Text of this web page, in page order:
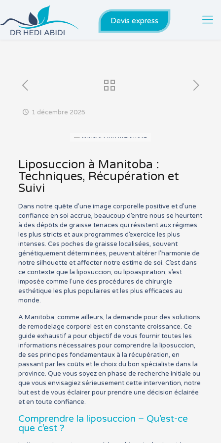
Devis express
1 décembre 2025
Liposuccion à Manitoba :
Techniques, Récupération et
Suivi
Dans notre quête d’une image corporelle positive et d’une
confiance en soi accrue, beaucoup d’entre nous se heurtent
à des dépôts de graisse tenaces qui résistent aux régimes
les plus stricts et aux programmes d’exercice les plus
intenses. Ces poches de graisse localisées, souvent
génétiquement déterminées, peuvent altérer l’harmonie de
notre silhouette et affecter notre estime de soi. C’est dans
ce contexte que la liposuccion, ou lipoaspiration, s’est
imposée comme l’une des procédures de chirurgie
esthétique les plus populaires et les plus efficaces au
monde.
A Manitoba, comme ailleurs, la demande pour des solutions
de remodelage corporel est en constante croissance. Ce
guide exhaustif a pour objectif de vous fournir toutes les
informations nécessaires pour comprendre la liposuccion,
de ses principes fondamentaux à la récupération, en
passant par les coûts et le choix du bon spécialiste dans la
province. Que vous soyez en phase de recherche initiale ou
que vous envisagiez sérieusement cette intervention, notre
but est de vous éclairer pour prendre une décision éclairée
et en toute confiance.
Comprendre la liposuccion – Qu’est-ce
que c’est ?